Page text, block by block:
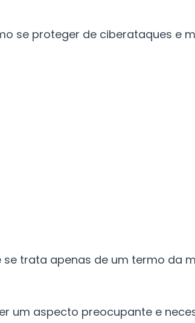
se proteger de ciberataques e
trata apenas de um termo da
um aspecto preocupante e